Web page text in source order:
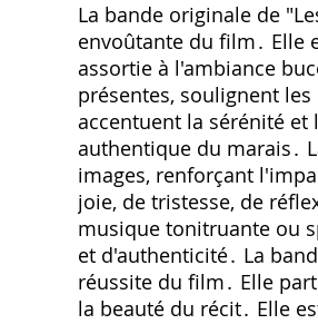
La bande originale de
envoûtante du film․ Elle
assortie à l'ambiance
présentes‚ soulignent
accentuent la sérénité
authentique du marais․
images‚ renforçant
joie‚ de tristesse‚ de
musique tonitruante ou
et d'authenticité․ La
réussite du film․ Elle
la beauté du récit․ Elle